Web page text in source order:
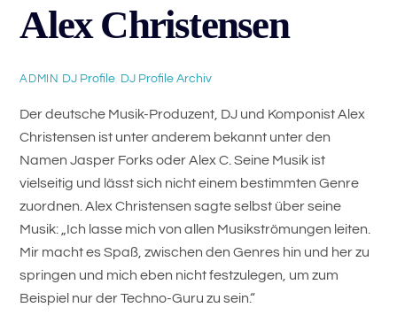
Alex Christensen
ADMIN DJ Profile, DJ Profile Archiv
Der deutsche Musik-Produzent, DJ und Komponist Alex
Christensen ist unter anderem bekannt unter den
Namen Jasper Forks oder Alex C. Seine Musik ist
vielseitig und lässt sich nicht einem bestimmten Genre
zuordnen. Alex Christensen sagte selbst über seine
Musik: „Ich lasse mich von allen Musikströmungen leiten.
Mir macht es Spaß, zwischen den Genres hin und her zu
springen und mich eben nicht festzulegen, um zum
Beispiel nur der Techno-Guru zu sein.“